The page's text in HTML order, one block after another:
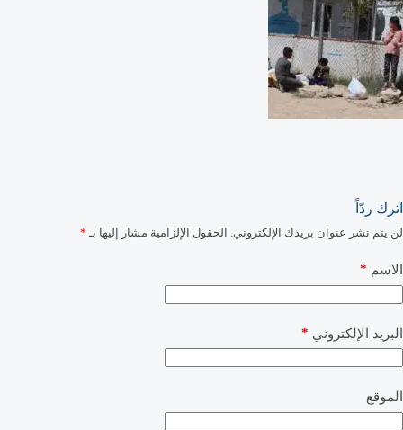
اترك ردّاً
لن يتم نشر عنوان بريدك الإلكتروني. الحقول الإلزامية مشار إليها بـ *
الاسم *
البريد الإلكتروني *
الموقع